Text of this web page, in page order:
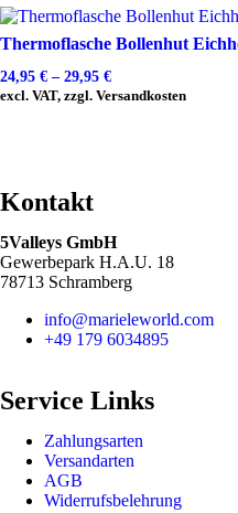
Thermoflasche Bollenhut
24,95 € – 29,95 €
excl. VAT, zzgl. Versandkosten
Kontakt
5Valleys GmbH
Gewerbepark H.A.U. 18
78713 Schramberg
info@marieleworld.com
+49 179 6034895
Service Links
Zahlungsarten
Versandarten
AGB
Widerrufsbelehrung